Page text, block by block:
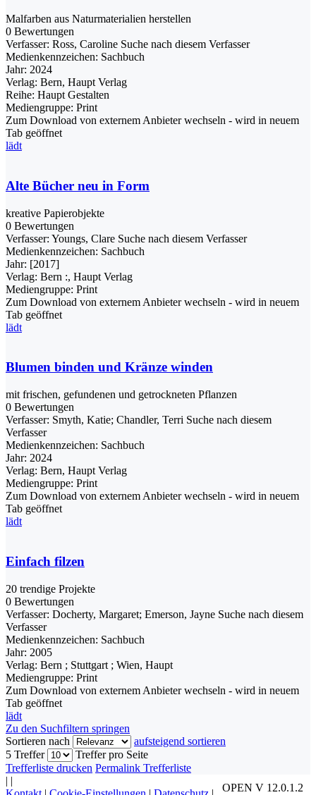
Malfarben aus Naturmaterialien herstellen
0 Bewertungen
Verfasser: Ross, Caroline Suche nach diesem Verfasser
Medienkennzeichen: Sachbuch
Jahr: 2024
Verlag: Bern, Haupt Verlag
Reihe: Haupt Gestalten
Mediengruppe: Print
Zum Download von externem Anbieter wechseln - wird in neuem
Tab geöffnet
lädt
Alte Bücher neu in Form
kreative Papierobjekte
0 Bewertungen
Verfasser: Youngs, Clare Suche nach diesem Verfasser
Medienkennzeichen: Sachbuch
Jahr: [2017]
Verlag: Bern :, Haupt Verlag
Mediengruppe: Print
Zum Download von externem Anbieter wechseln - wird in neuem
Tab geöffnet
lädt
Blumen binden und Kränze winden
mit frischen, gefundenen und getrockneten Pflanzen
0 Bewertungen
Verfasser: Smyth, Katie; Chandler, Terri Suche nach diesem
Verfasser
Medienkennzeichen: Sachbuch
Jahr: 2024
Verlag: Bern, Haupt Verlag
Mediengruppe: Print
Zum Download von externem Anbieter wechseln - wird in neuem
Tab geöffnet
lädt
Einfach filzen
20 trendige Projekte
0 Bewertungen
Verfasser: Docherty, Margaret; Emerson, Jayne Suche nach diesem
Verfasser
Medienkennzeichen: Sachbuch
Jahr: 2005
Verlag: Bern ; Stuttgart ; Wien, Haupt
Mediengruppe: Print
Zum Download von externem Anbieter wechseln - wird in neuem
Tab geöffnet
lädt
Zu den Suchfiltern springen
Sortieren nach
aufsteigend sortieren
5 Treffer
Treffer pro Seite
Trefferliste drucken Permalink Trefferliste
OPEN V 12.0.1.2
| |